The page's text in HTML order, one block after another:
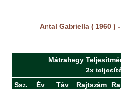
Antal Gabriella ( 1960 )
Mátrahegy
2x
Ssz.
Év Táv Rajtszám